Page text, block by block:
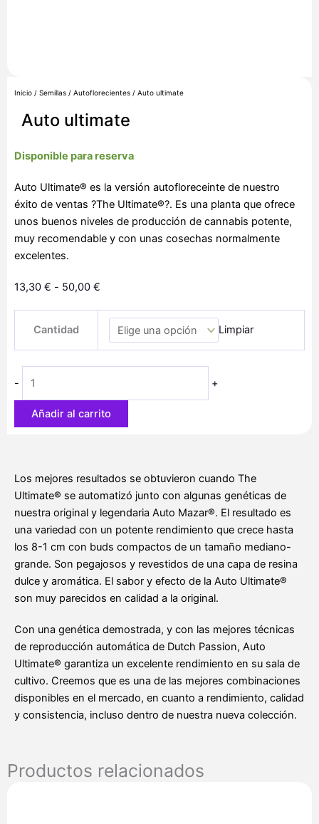
Inicio / Semillas / Autoflorecientes / Auto ultimate
Auto ultimate
Disponible para reserva
Auto Ultimate® es la versión autofloreceinte de nuestro
éxito de ventas ?The Ultimate®?. Es una planta que ofrece
unos buenos niveles de producción de cannabis potente,
muy recomendable y con unas cosechas normalmente
excelentes.
13,30 € - 50,00 €
precios:
desde
13,30 €
Cantidad Limpiar
-
ultimate
cantidad
+
Añadir al carrito
Los mejores resultados se obtuvieron cuando The
Ultimate® se automatizó junto con algunas genéticas de
nuestra original y legendaria Auto Mazar®. El resultado es
una variedad con un potente rendimiento que crece hasta
los 8-1 cm con buds compactos de un tamaño mediano-
grande. Son pegajosos y revestidos de una capa de resina
dulce y aromática. El sabor y efecto de la Auto Ultimate®
son muy parecidos en calidad a la original.
Con una genética demostrada, y con las mejores técnicas
de reproducción automática de Dutch Passion, Auto
Ultimate® garantiza un excelente rendimiento en su sala de
cultivo. Creemos que es una de las mejores combinaciones
disponibles en el mercado, en cuanto a rendimiento, calidad
y consistencia, incluso dentro de nuestra nueva colección.
Productos relacionados